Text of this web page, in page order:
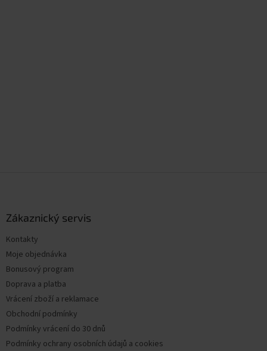
Zákaznický servis
Kontakty
Moje objednávka
Bonusový program
Doprava a platba
Vrácení zboží a reklamace
Obchodní podmínky
Podmínky vrácení do 30 dnů
Podmínky ochrany osobních údajů a cookies